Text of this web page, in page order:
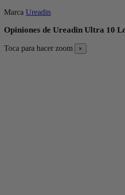
Marca Ureadin
Opiniones de Ureadin Ultra 10
Toca para hacer zoom ×